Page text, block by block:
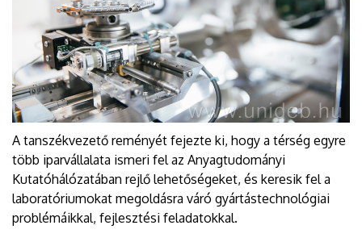
A tanszékvezető reményét fejezte ki, hogy a térség egyre
több iparvállalata ismeri fel az Anyagtudományi
Kutatóhálózatában rejlő lehetőségeket, és keresik fel a
laboratóriumokat megoldásra váró gyártástechnológiai
problémáikkal, fejlesztési feladatokkal.